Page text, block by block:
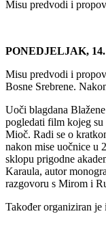
Misu predvodi i
PONEDJELJAK, 14.
Misu predvodi i
Bosne Srebrene.
Uoči blagdana
pogledati film kojeg
Mioč. Radi se o
nakon mise uočnice u
sklopu prigodne
Karaula, autor
razgovoru s Mirom i
Također organiziran